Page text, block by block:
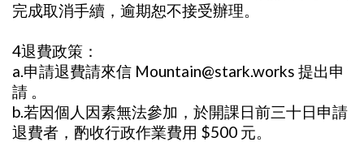
完成取消手續，逾期恕不接受辦理。
4退費政策：
a.申請退費請來信 Mountain@stark.works 提出申
請 。
b.若因個人因素無法參加，於開課日前三十日申請
退費者，酌收行政作業費用 $500 元。